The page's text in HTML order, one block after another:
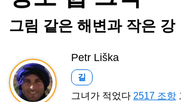
그림 같은 해변과 작은 강
Petr Liška
길
그녀가 적었다 2517 조항